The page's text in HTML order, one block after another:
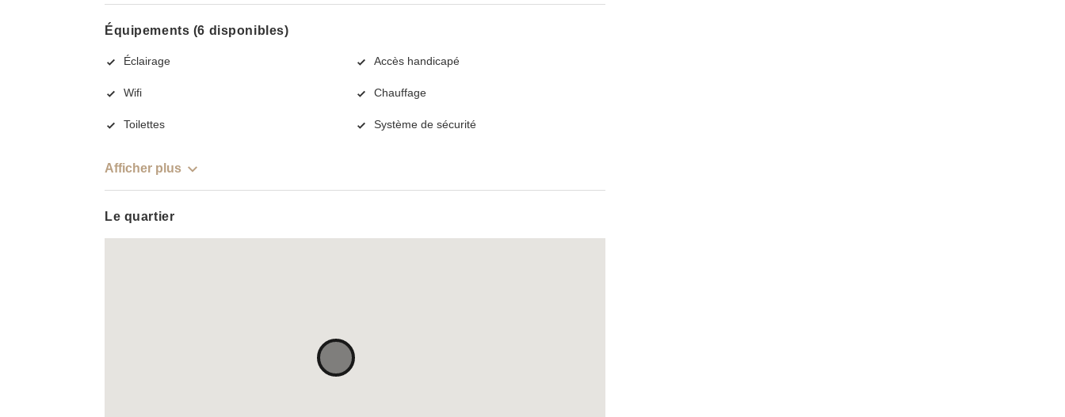
Équipements (6 disponibles)
Éclairage Accès handicapé
Wifi Chauffage
Toilettes Système de sécurité
Afficher plus
Le quartier